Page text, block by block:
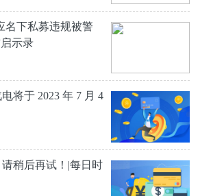
名下私募违规被警
示录
将于 2023 年 7 月 4
稍后再试！|每日时